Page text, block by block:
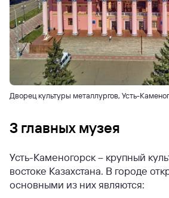
Дворец культуры металлургов, Усть-
3 главных музея
Усть-Каменогорск – крупный
востоке Казахстана. В городе
основными из них являются: